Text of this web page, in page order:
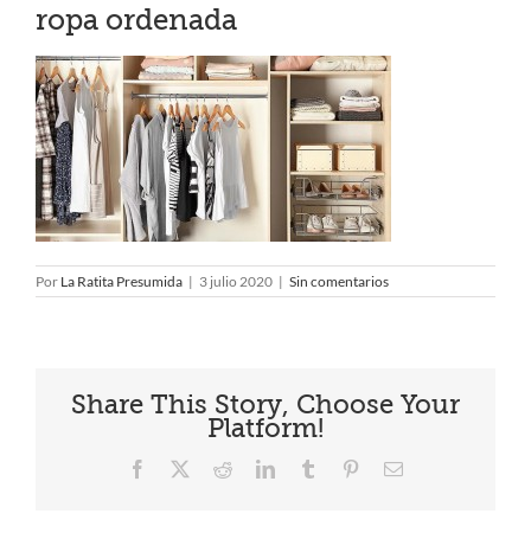
ropa ordenada
Por La Ratita Presumida | 3 julio 2020 | Sin comentarios
Share This Story, Choose Your
Platform!
Facebook RedditLinkedInTumblr PinterestCorreo